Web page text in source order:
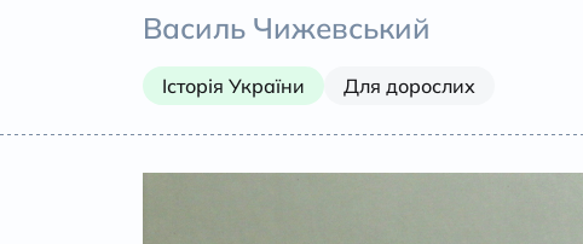
Василь Чижевський
Історія України Для дорослих